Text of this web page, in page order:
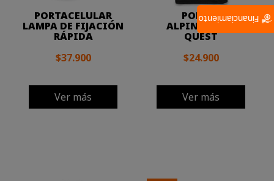
PORTACELULAR
LAMPA DE FIJACIÓN
RÁPIDA
$37.900
Ver más
POLERA
ALPINESTARS
QUEST
$24.900
Ver más
Financiamiento